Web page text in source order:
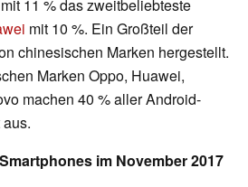
11 % das zweitbeliebteste
mit 10 %. Ein Großteil der
chinesischen Marken hergestellt.
Marken Oppo, Huawei,
machen 40 % aller Android-
im November 2017